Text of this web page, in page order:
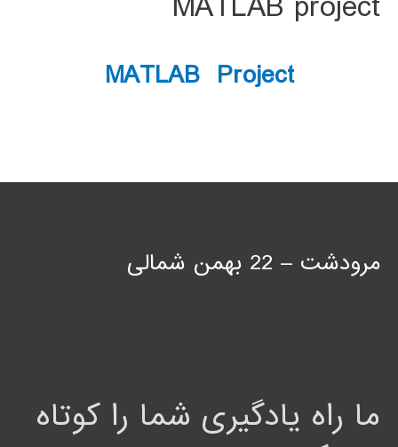
MATLAB Project
مرودشت – 22 بهمن شمالی
ما راه یادگیری شما را کوتاه